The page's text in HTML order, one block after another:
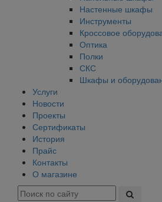
Настенные шкафы
Инструменты
Кроссовое
Оптика
Полки
СКС
Шкафы и
Услуги
Новости
Проекты
Сертификаты
История
Прайс
Контакты
О магазине